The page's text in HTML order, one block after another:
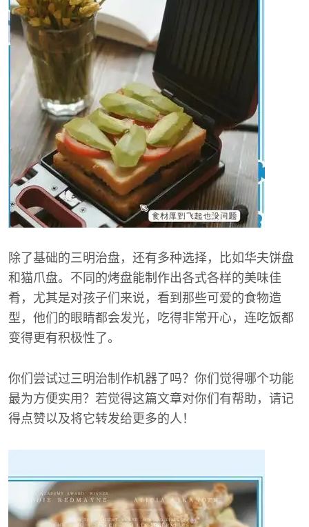
除了基础的三明治盘，还有多种选择，比如华夫饼盘
和猫爪盘。不同的烤盘能制作出各式各样的美味佳
肴，尤其是对孩子们来说，看到那些可爱的食物造
型，他们的眼睛都会发光，吃得非常开心，连吃饭都
变得更有积极性了。
你们尝试过三明治制作机器了吗？你们觉得哪个功能
最为方便实用？若觉得这篇文章对你们有帮助，请记
得点赞以及将它转发给更多的人！